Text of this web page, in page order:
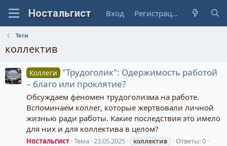
Вход Регистрация
Теги
коллектив
Коллеги
"Трудоголик": Одержимость работой
– благо или проклятие?
Обсуждаем феномен трудоголизма на работе.
Вспоминаем коллег, которые жертвовали личной
жизнью ради работы. Какие последствия это имело
для них и для коллектива в целом?
Ностальгист Тема 23.05.2025 коллектив
Ответы: 0